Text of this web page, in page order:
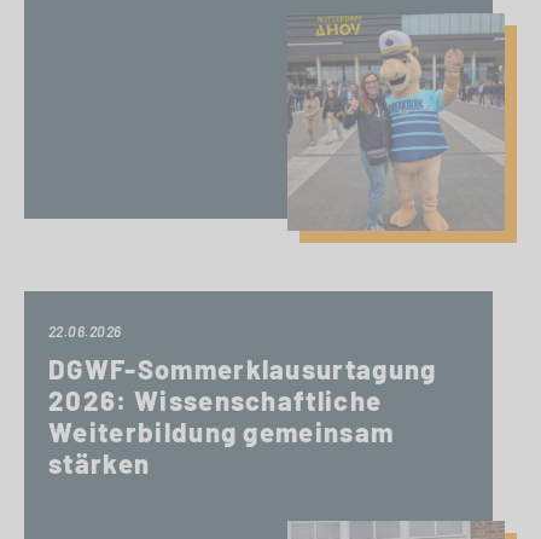
22.06.2026
DGWF-Sommerklausurtagung
2026: Wissenschaftliche
Weiterbildung gemeinsam
stärken